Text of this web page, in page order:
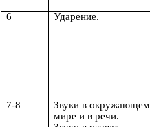
6 Ударение.
7-8
Звуки в окружающем
мире и в речи.